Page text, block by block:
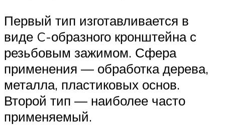
Первый тип изготавливается в
виде C-образного кронштейна с
резьбовым зажимом. Сфера
применения — обработка дерева,
металла, пластиковых основ.
Второй тип — наиболее часто
применяемый.